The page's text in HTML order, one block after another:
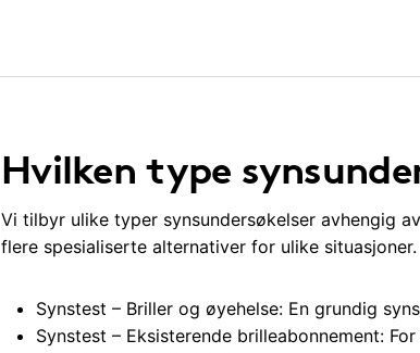
Hvilken type
Vi tilbyr ulike typer synsundersøkelser avhengig
flere spesialiserte alternativer for ulike situasjoner.
Synstest – Briller og øyehelse: En grundig
Synstest – Eksisterende brilleabonnement: